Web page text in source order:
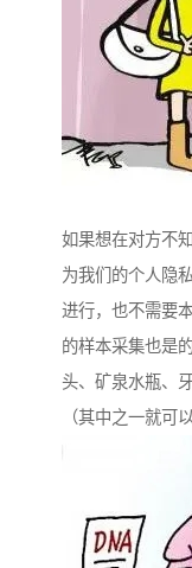
如果想在对方不
为我们的个人隐
进行，也不需要
的样本采集也是
头、矿泉水瓶、
（其中之一就可